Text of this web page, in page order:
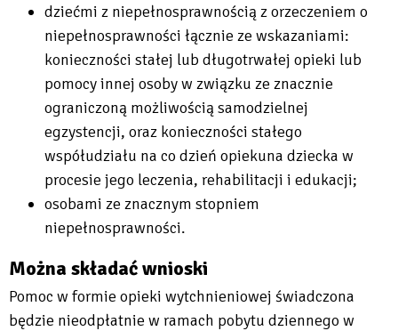
dziećmi z niepełnosprawnością z orzeczeniem o
niepełnosprawności łącznie ze wskazaniami:
konieczności stałej lub długotrwałej opieki lub
pomocy innej osoby w związku ze znacznie
ograniczoną możliwością samodzielnej
egzystencji, oraz konieczności stałego
współudziału na co dzień opiekuna dziecka w
procesie jego leczenia, rehabilitacji i edukacji;
osobami ze znacznym stopniem
niepełnosprawności.
Można składać wnioski
Pomoc w formie opieki wytchnieniowej świadczona
będzie nieodpłatnie w ramach pobytu dziennego w